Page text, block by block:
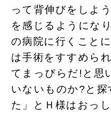
って背伸びをしよ
を感じるようにな
の病院に行くこと
は手術をすすめら
てまっぴらだ!と思
いないものか?と探
た」とＨ様はおっ